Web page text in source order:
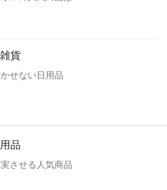
貨
せない日用品
品
させる人気商品